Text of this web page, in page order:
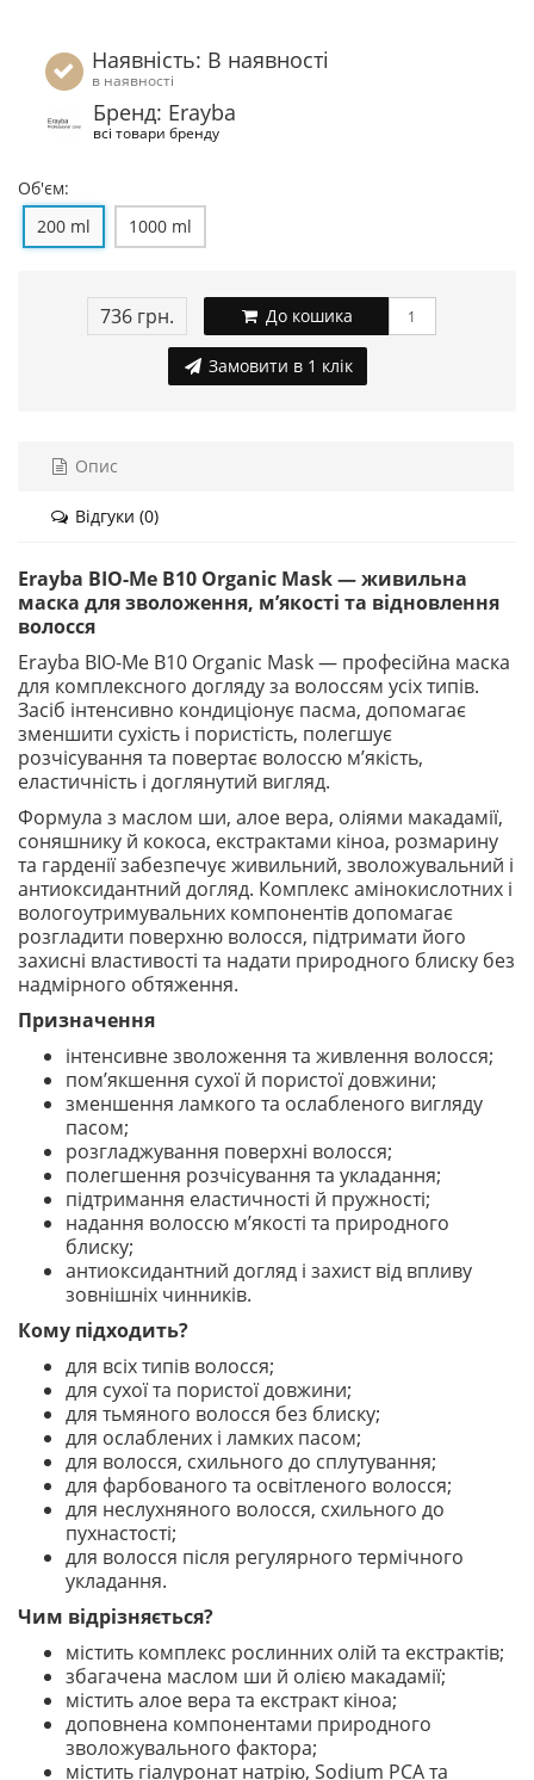
Наявність: В наявності
в наявності
Бренд: Erayba
всі товари бренду
Об'єм:
200 ml
1000 ml
736 грн. До кошика
Замовити в 1 клік
Опис
Відгуки (0)
Erayba BIO-Me B10 Organic Mask — живильна
маска для зволоження, м’якості та відновлення
волосся
Erayba BIO-Me B10 Organic Mask — професійна маска
для комплексного догляду за волоссям усіх типів.
Засіб інтенсивно кондиціонує пасма, допомагає
зменшити сухість і пористість, полегшує
розчісування та повертає волоссю м’якість,
еластичність і доглянутий вигляд.
Формула з маслом ши, алое вера, оліями макадамії,
соняшнику й кокоса, екстрактами кіноа, розмарину
та гарденії забезпечує живильний, зволожувальний і
антиоксидантний догляд. Комплекс амінокислотних і
вологоутримувальних компонентів допомагає
розгладити поверхню волосся, підтримати його
захисні властивості та надати природного блиску без
надмірного обтяження.
Призначення
інтенсивне зволоження та живлення волосся;
пом’якшення сухої й пористої довжини;
зменшення ламкого та ослабленого вигляду
пасом;
розгладжування поверхні волосся;
полегшення розчісування та укладання;
підтримання еластичності й пружності;
надання волоссю м’якості та природного
блиску;
антиоксидантний догляд і захист від впливу
зовнішніх чинників.
Кому підходить?
для всіх типів волосся;
для сухої та пористої довжини;
для тьмяного волосся без блиску;
для ослаблених і ламких пасом;
для волосся, схильного до сплутування;
для фарбованого та освітленого волосся;
для неслухняного волосся, схильного до
пухнастості;
для волосся після регулярного термічного
укладання.
Чим відрізняється?
містить комплекс рослинних олій та екстрактів;
збагачена маслом ши й олією макадамії;
містить алое вера та екстракт кіноа;
доповнена компонентами природного
зволожувального фактора;
містить гіалуронат натрію, Sodium PCA та